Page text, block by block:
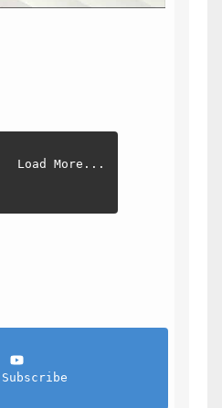
Load More...
                Subscribe